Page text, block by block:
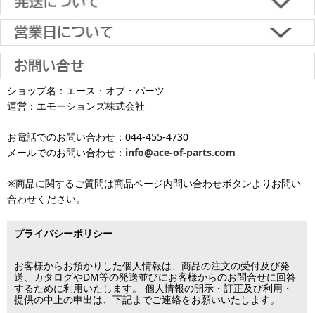
※銀行振り込み・郵便振替・コンビニ決済・PayPayオンライン決済
の場合、ご入金確認後の発送となります。
※一部適用外の地域や商品がありますのでご了承ください。
※お届け先が異なる場合は別途お届け先分の送料がかかります。
沖縄へのお届けは、送料とは別に地域料金が発生します。サイズに
より金額が異なるので、詳しい料金については
となります（当日・土日祝日出荷不可）
原則として返品は受け付けておりません。
金具に関しては、条件を満たしている場合は返品をお受けいたしま
す。
【初期不良・保証について】
商品到着後1週間以内であれば、初期不良の受け付けを行います。
返品対応の詳細、各種保証については
をご覧ください。
土日祝日も当日出荷いたします
■お届けについて
お届け日のご指定がない場合は、最短出荷・最短到着で発送いたし
ます。
平日は15時・土曜は11時・日曜祝日は10時までのご注文で当日出荷
が可能です。
済・代引決済のみ当日出荷が可能です。
※クレジットカード・代引き決済以外のお支払方法を選択されてい
※メーカー発注品は除きます。
土 日 祝日も
発送しています
※出荷休業日を除く
この日は出荷業務を行いませんので予めご了承下さい。
■営業日
ショップ名：エース・オブ・パーツ
運営：エモーションズ株式会社
お電話でのお問い合わせ：044-455-4730
メールでのお問い合わせ： info@ace-of-parts.com
※商品に関するご質問は商品ページ内問い合わせボタンよりお問い
合わせください。
プライバシーポリシー
お客様からお預かりした個人情報は、商品の注文の受付及び発
送、カタログやDM等の発送並びにお客様からのお問合せに回答
するために利用いたします。 個人情報の開示・訂正及び利用・
提供の中止の申出は、下記までご連絡をお願いいたします。